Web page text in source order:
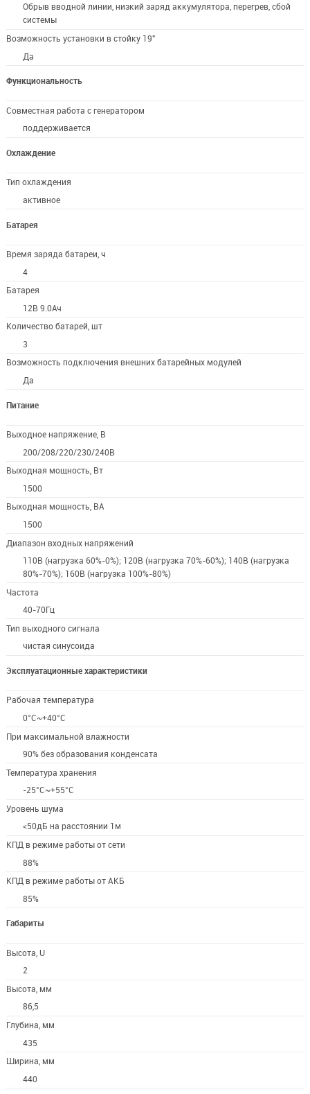
Обрыв вводной линии, низкий заряд аккумулятора, перегрев, сбой
системы
Возможность установки в стойку 19"
Да
Функциональность
Совместная работа с генератором
поддерживается
Охлаждение
Тип охлаждения
активное
Батарея
Время заряда батареи, ч
4
Батарея
12В 9.0Ач
Количество батарей, шт
3
Возможность подключения внешних батарейных модулей
Да
Питание
Выходное напряжение, В
200/208/220/230/240В
Выходная мощность, Вт
1500
Выходная мощность, ВА
1500
Диапазон входных напряжений
110В (нагрузка 60%-0%); 120В (нагрузка 70%-60%); 140В (нагрузка
80%-70%); 160В (нагрузка 100%-80%)
Частота
40-70Гц
Тип выходного сигнала
чистая синусоида
Эксплуатационные характеристики
Рабочая температура
0°C~+40°C
При максимальной влажности
90% без образования конденсата
Температура хранения
-25°C~+55°C
Уровень шума
<50дБ на расстоянии 1м
КПД в режиме работы от сети
88%
КПД в режиме работы от АКБ
85%
Габариты
Высота, U
2
Высота, мм
86,5
Глубина, мм
435
Ширина, мм
440